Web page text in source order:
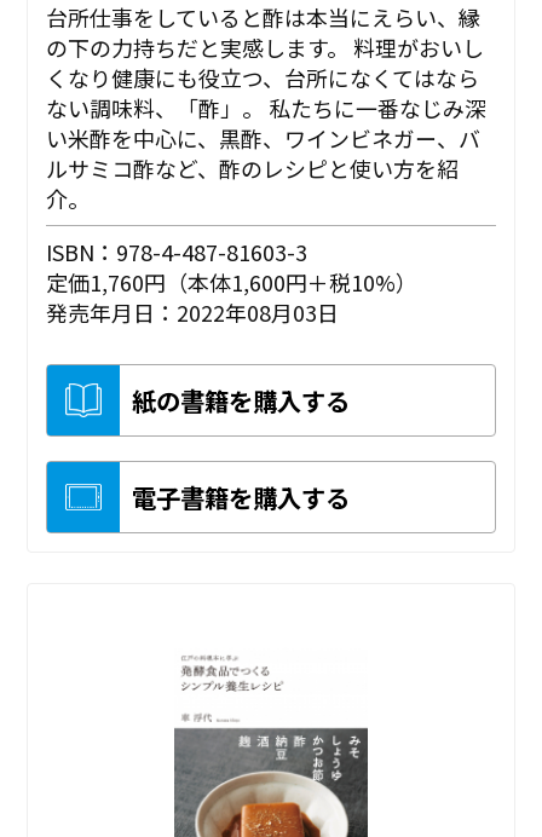
台所仕事をしていると酢は本当にえらい、縁
の下の力持ちだと実感します。 料理がおいし
くなり健康にも役立つ、台所になくてはなら
ない調味料、「酢」。 私たちに一番なじみ深
い米酢を中心に、黒酢、ワインビネガー、バ
ルサミコ酢など、酢のレシピと使い方を紹
介。
ISBN：978-4-487-81603-3
定価1,760円（本体1,600円＋税10%）
発売年月日：2022年08月03日
紙の書籍を購入する
電子書籍を購入する